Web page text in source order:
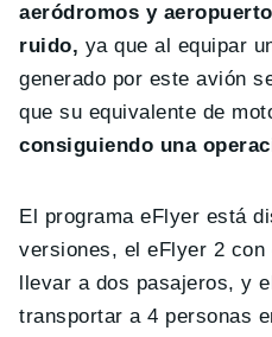
aeródromos y
ruido, ya que al equipar
generado por este avión
que su equivalente de
consiguiendo una
El programa eFlyer está
versiones, el eFlyer 2
llevar a dos pasajeros, y
transportar a 4 personas